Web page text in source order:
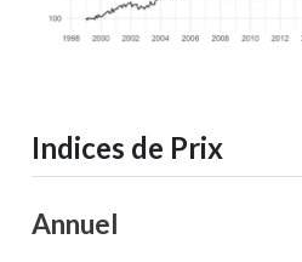
Indices de Prix
Annuel